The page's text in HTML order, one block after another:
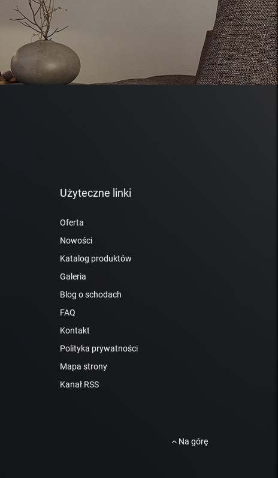
Użyteczne linki
Oferta
Nowości
Katalog produktów
Galeria
Blog o schodach
FAQ
Kontakt
Polityka prywatności
Mapa strony
Kanał RSS
Na górę